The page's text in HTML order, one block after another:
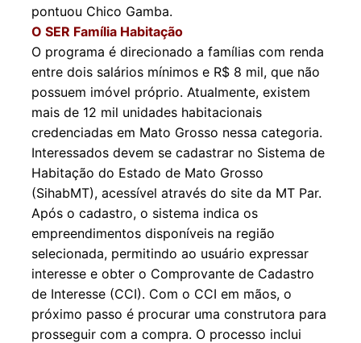
pontuou Chico Gamba.
O SER Família Habitação
O programa é direcionado a famílias com renda
entre dois salários mínimos e R$ 8 mil, que não
possuem imóvel próprio. Atualmente, existem
mais de 12 mil unidades habitacionais
credenciadas em Mato Grosso nessa categoria.
Interessados devem se cadastrar no Sistema de
Habitação do Estado de Mato Grosso
(SihabMT), acessível através do site da MT Par.
Após o cadastro, o sistema indica os
empreendimentos disponíveis na região
selecionada, permitindo ao usuário expressar
interesse e obter o Comprovante de Cadastro
de Interesse (CCI). Com o CCI em mãos, o
próximo passo é procurar uma construtora para
prosseguir com a compra. O processo inclui